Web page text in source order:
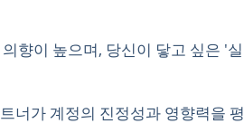
향이 높으며, 당신이 닿고 싶은 '실
너가 계정의 진정성과 영향력을 평